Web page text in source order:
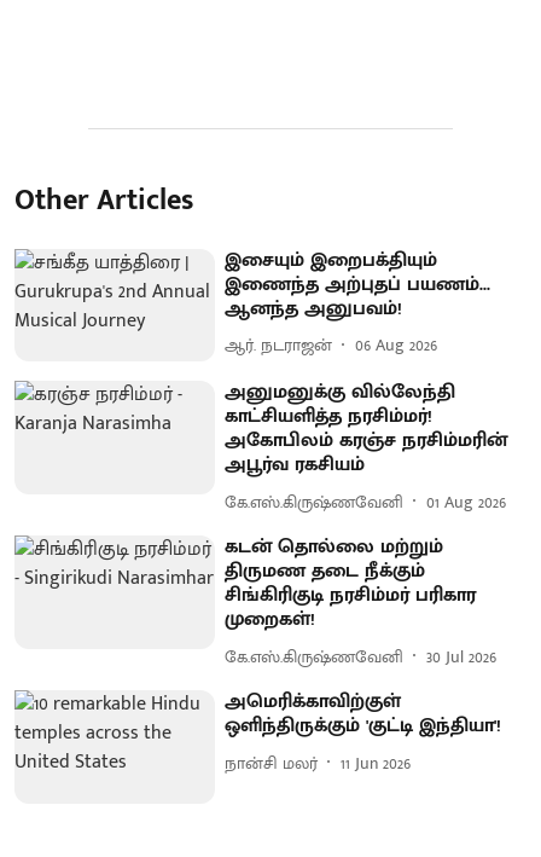
Other Articles
இசையும் இறைபக்தியும்
இணைந்த அற்புதப் பயணம்...
ஆனந்த அனுபவம்!
ஆர். நடராஜன் 06 Aug 2026
அனுமனுக்கு வில்லேந்தி
காட்சியளித்த நரசிம்மர்!
அகோபிலம் கரஞ்ச நரசிம்மரின்
அபூர்வ ரகசியம்
கே.எஸ்.கிருஷ்ணவேனி 01 Aug 2026
கடன் தொல்லை மற்றும்
திருமண தடை நீக்கும்
சிங்கிரிகுடி நரசிம்மர் பரிகார
முறைகள்!
கே.எஸ்.கிருஷ்ணவேனி 30 Jul 2026
அமெரிக்காவிற்குள்
ஒளிந்திருக்கும் 'குட்டி இந்தியா'!
நான்சி மலர் 11 Jun 2026